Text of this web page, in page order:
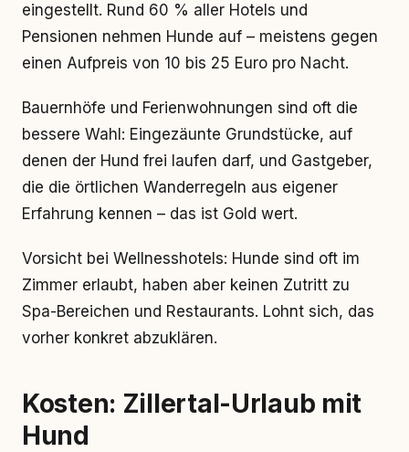
eingestellt. Rund 60 % aller Hotels und
Pensionen nehmen Hunde auf – meistens gegen
einen Aufpreis von 10 bis 25 Euro pro Nacht.
Bauernhöfe und Ferienwohnungen sind oft die
bessere Wahl: Eingezäunte Grundstücke, auf
denen der Hund frei laufen darf, und Gastgeber,
die die örtlichen Wanderregeln aus eigener
Erfahrung kennen – das ist Gold wert.
Vorsicht bei Wellnesshotels: Hunde sind oft im
Zimmer erlaubt, haben aber keinen Zutritt zu
Spa-Bereichen und Restaurants. Lohnt sich, das
vorher konkret abzuklären.
Kosten: Zillertal-Urlaub mit
Hund